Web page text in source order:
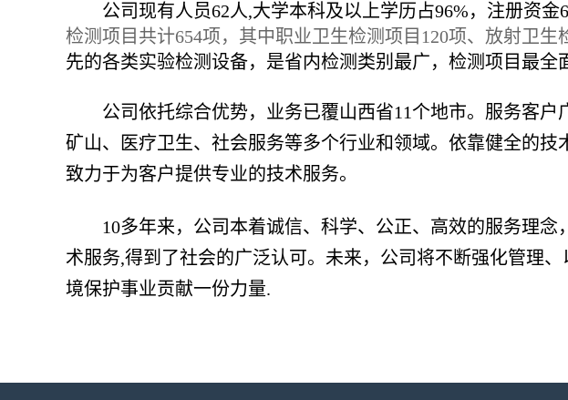
公司现有人员62人,大学本科及以上学历占96%，注册资金
检测项目共计654项，其中职业卫生检测项目120项、放射卫生
先的各类实验检测设备，是省内检测类别最广，检测项目最全
公司依托综合优势，业务已覆山西省11个地市。服务客
矿山、医疗卫生、社会服务等多个行业和领域。依靠健全的
致力于为客户提供专业的技术服务。
10多年来，公司本着诚信、科学、公正、高效的服务理
术服务,得到了社会的广泛认可。未来，公司将不断强化管理
境保护事业贡献一份力量.